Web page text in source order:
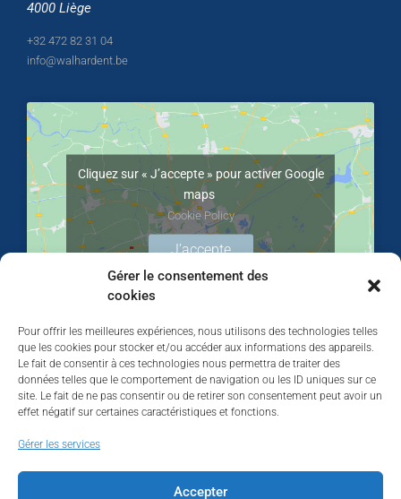
Gérer le consentement des
cookies
Pour offrir les meilleures expériences, nous utilisons des technologies telles
que les cookies pour stocker et/ou accéder aux informations des appareils.
Le fait de consentir à ces technologies nous permettra de traiter des
données telles que le comportement de navigation ou les ID uniques sur ce
site. Le fait de ne pas consentir ou de retirer son consentement peut avoir un
effet négatif sur certaines caractéristiques et fonctions.
Gérer les services
Accepter
4000 Liège
+32 472 82 31 04
info@walhardent.be
Cliquez sur « J’accepte » pour activer Google
maps
Cookie Policy
J’accepte